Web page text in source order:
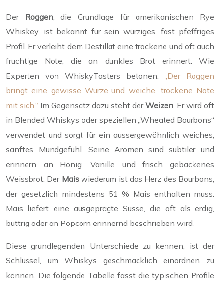
Der Roggen, die Grundlage für amerikanischen Rye
Whiskey, ist bekannt für sein würziges, fast pfeffriges
Profil. Er verleiht dem Destillat eine trockene und oft auch
fruchtige Note, die an dunkles Brot erinnert. Wie
Experten von WhiskyTasters betonen: „Der Roggen
bringt eine gewisse Würze und weiche, trockene Note
mit sich.“ Im Gegensatz dazu steht derWeizen. Er wird oft
in Blended Whiskys oder speziellen „Wheated Bourbons“
verwendet und sorgt für ein aussergewöhnlich weiches,
sanftes Mundgefühl. Seine Aromen sind subtiler und
erinnern an Honig, Vanille und frisch gebackenes
Weissbrot. Der Maiswiederum ist das Herz des Bourbons,
der gesetzlich mindestens 51 % Mais enthalten muss.
Mais liefert eine ausgeprägte Süsse, die oft als erdig,
buttrig oder an Popcorn erinnernd beschrieben wird.
Diese grundlegenden Unterschiede zu kennen, ist der
Schlüssel, um Whiskys geschmacklich einordnen zu
können. Die folgende Tabelle fasst die typischen Profile